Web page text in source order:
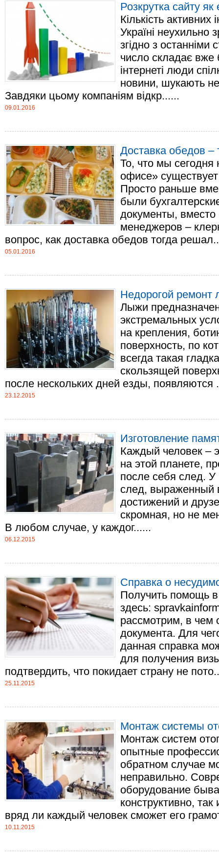
Розкрутка сайту
Кількість активних
Україні неухильно
згідно з останніми
число складає вже
інтернеті люди
новини, шукають
Завдяки цьому компаніям відкр......
09.01.2016
Доставка обедов –
То, что мы
офисе»
Просто раньше
были
документы,
менеджеров –
вопрос, как доставка обедов тогда
05.01.2016
Недорогой ремонт
Лыжи
экстремальных
на крепления,
поверхность, по
всегда такая
скользящей
после нескольких дней езды, появляются
23.12.2015
Изготовление
Каждый человек –
на этой планете,
после себя след.
след, выраженный
достижений и
скромная, но не
В любом случае, у каждог......
06.12.2015
Справка о
Получить помощь
здесь:
рассмотрим, в чем
документа. Для
данная справка
для получения
подтвердить, что покидает страну не
25.11.2015
Монтаж системы
Монтаж систем
опытные
обратном случае
неправильно.
оборудование
конструктивно,
вряд ли каждый человек сможет его
10.11.2015